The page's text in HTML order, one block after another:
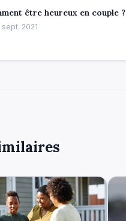
être heureux en couple ?
sept. 2021